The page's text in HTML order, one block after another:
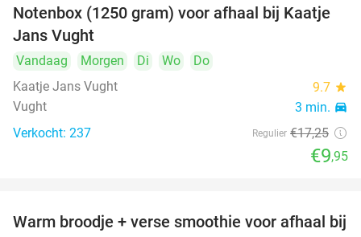
42%
Notenbox (1250 gram) voor afhaal bij Kaatje
Jans Vught
Vandaag Morgen Di Wo
Do
Kaatje Jans Vught
9.7 star
Vught 3 min. directions_car
Verkocht: 237 Regulier €17,25
€9,95
43%
Warm broodje + verse smoothie voor afhaal bij